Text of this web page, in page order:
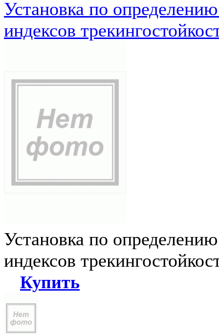
Установка по
индексов
Установка по
индексов
Купить